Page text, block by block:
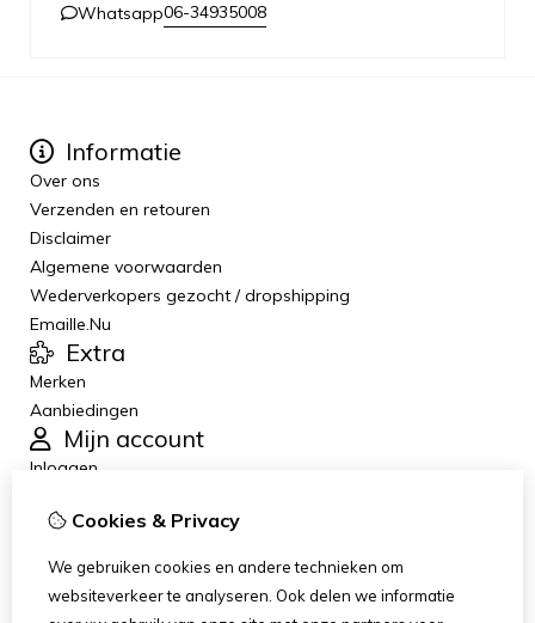
Whatsapp06-34935008
Informatie
Over ons
Verzenden en retouren
Disclaimer
Algemene voorwaarden
Wederverkopers gezocht / dropshipping
Emaille.Nu
Extra
Merken
Aanbiedingen
Mijn account
Inloggen
Verlanglijst
Klantenservice
Cookies & Privacy
We gebruiken cookies en andere technieken om
websiteverkeer te analyseren. Ook delen we informatie